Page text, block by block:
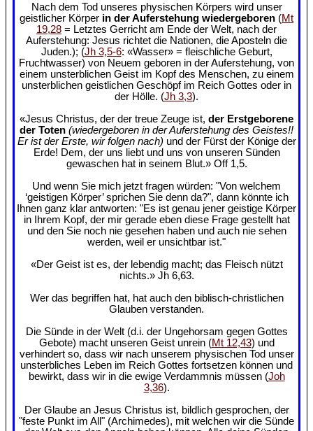
Nach dem Tod unseres physischen Körpers wird unser
geistlicher Körper in der Auferstehung wiedergeboren (Mt
19,28 = Letztes Gerricht am Ende der Welt, nach der
Auferstehung: Jesus richtet die Nationen, die Aposteln die
Juden.); (Jh 3,5-6: «Wasser» = fleischliche Geburt,
Fruchtwasser) von Neuem geboren in der Auferstehung, von
einem unsterblichen Geist im Kopf des Menschen, zu einem
unsterblichen geistlichen Geschöpf im Reich Gottes oder in
der Hölle. (Jh 3,3).
«Jesus Christus, der der treue Zeuge ist, der Erstgeborene
der Toten (wiedergeboren in der Auferstehung des Geistes!!
Er ist der Erste, wir folgen nach) und der Fürst der Könige der
Erde! Dem, der uns liebt und uns von unseren Sünden
gewaschen hat in seinem Blut.» Off 1,5.
Und wenn Sie mich jetzt fragen würden: "Von welchem
‘geistigen Körper’ sprichen Sie denn da?", dann könnte ich
Ihnen ganz klar antworten: "Es ist genau jener geistige Körper
in Ihrem Kopf, der mir gerade eben diese Frage gestellt hat
und den Sie noch nie gesehen haben und auch nie sehen
werden, weil er unsichtbar ist."
«Der Geist ist es, der lebendig macht; das Fleisch nützt
nichts.» Jh 6,63.
Wer das begriffen hat, hat auch den biblisch-christlichen
Glauben verstanden.
Die Sünde in der Welt (d.i. der Ungehorsam gegen Gottes
Gebote) macht unseren Geist unrein (Mt 12,43) und
verhindert so, dass wir nach unserem physischen Tod unser
unsterbliches Leben im Reich Gottes fortsetzen können und
bewirkt, dass wir in die ewige Verdammnis müssen (Joh
3,36).
Der Glaube an Jesus Christus ist, bildlich gesprochen, der
"feste Punkt im All" (Archimedes), mit welchen wir die Sünde